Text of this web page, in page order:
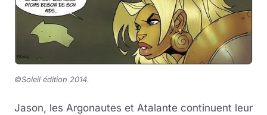
©Soleil édition 2014.
Jason, les Argonautes et Atalante continuent leur